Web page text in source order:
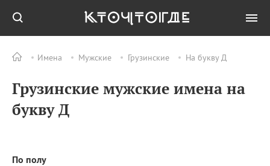
Имена Мужские Грузинские На букву Д
Грузинские мужские имена на
букву Д
По полу
ПРАЗДНИКИ Все
09.08 День воздушных